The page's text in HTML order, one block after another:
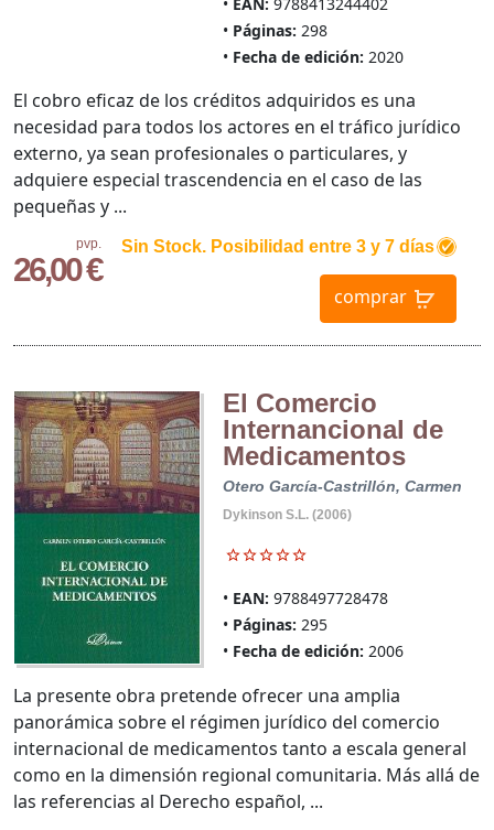
Páginas: 298
Fecha de edición: 2020
pvp.
26,00 €
Sin Stock. Posibilidad entre 3 y 7 días
comprar
El cobro eficaz de los créditos adquiridos es una
necesidad para todos los actores en el tráfico jurídico
externo, ya sean profesionales o particulares, y
adquiere especial trascendencia en el caso de las
pequeñas y ...
El Comercio
Internancional de
Medicamentos
Otero García-Castrillón, Carmen
Dykinson S.L. (2006)
EAN: 9788497728478
Páginas: 295
Fecha de edición: 2006
La presente obra pretende ofrecer una amplia
panorámica sobre el régimen jurídico del comercio
internacional de medicamentos tanto a escala general
como en la dimensión regional comunitaria. Más allá de
las referencias al Derecho español, ...